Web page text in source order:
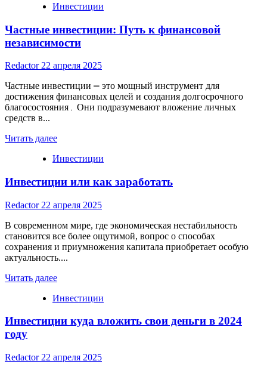
Инвестиции
Частные инвестиции: Путь к финансовой
независимости
Redactor 22 апреля 2025
Частные инвестиции ⎼ это мощный инструмент для
достижения финансовых целей и создания долгосрочного
благосостояния․ Они подразумевают вложение личных
средств в...
Читать далееRead
about
инвестиции:
к
финансовой
независимости
Инвестиции
Инвестиции или как заработать
Redactor 22 апреля 2025
В современном мире, где экономическая нестабильность
становится все более ощутимой, вопрос о способах
сохранения и приумножения капитала приобретает особую
актуальность....
Читать далееRead
about
или
Инвестиции
Инвестиции куда вложить свои деньги в 2024
году
Redactor 22 апреля 2025